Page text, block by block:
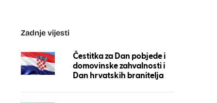
Zadnje vijesti
Čestitka za Dan pobjede i
domovinske zahvalnosti i
Dan hrvatskih branitelja